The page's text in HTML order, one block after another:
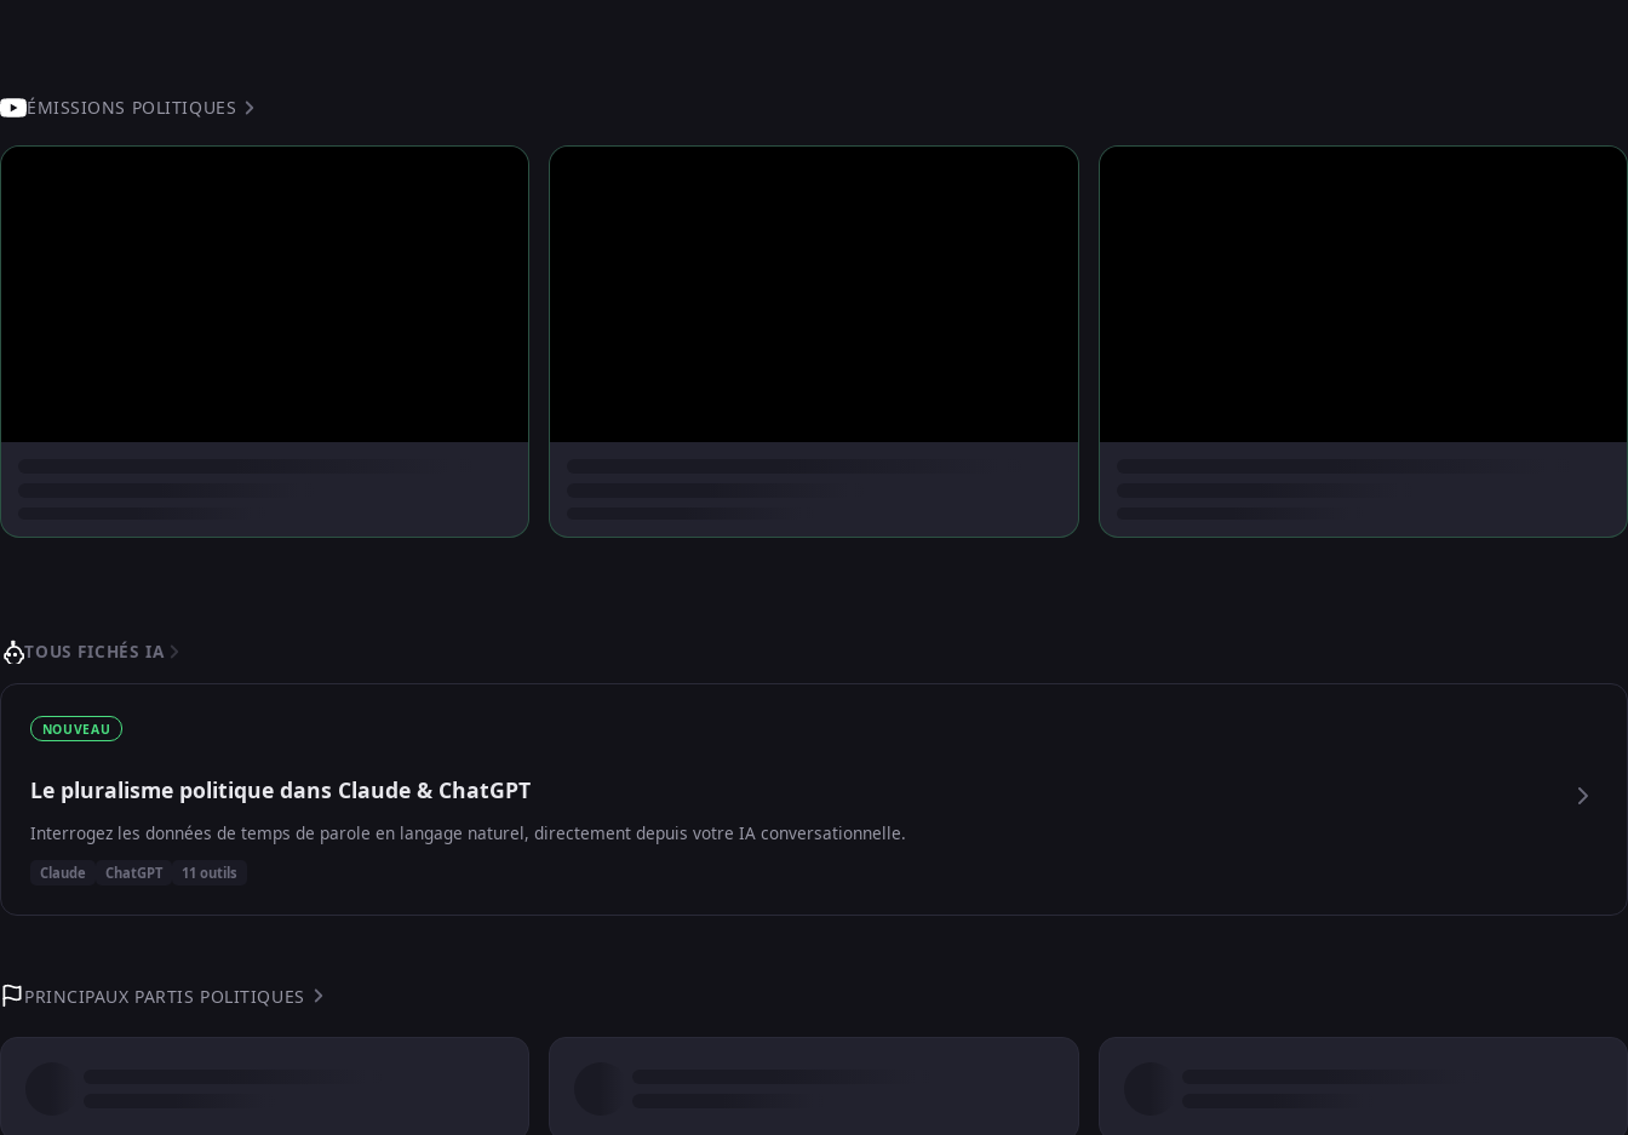
ÉMISSIONS POLITIQUES
TOUS FICHÉS IA
NOUVEAU
Le pluralisme politique dans Claude & ChatGPT
Interrogez les données de temps de parole en langage naturel, directement depuis votre IA conversationnelle.
Claude ChatGPT 11 outils
PRINCIPAUX PARTIS POLITIQUES